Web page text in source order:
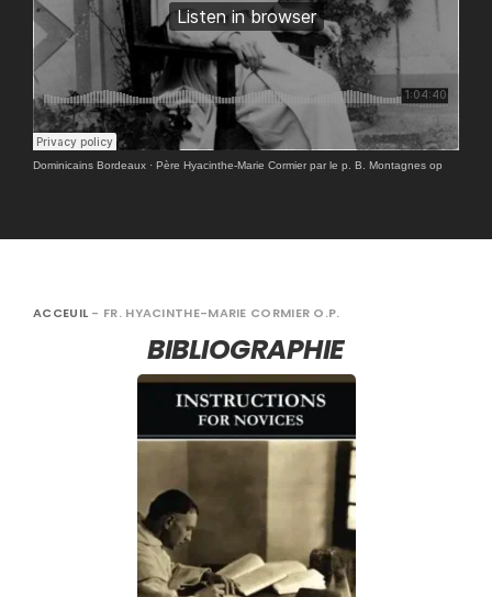
Dominicains Bordeaux · Père Hyacinthe-Marie Cormier par le p. B. Montagnes op
ACCEUIL - FR. HYACINTHE-MARIE CORMIER O.P.
BIBLIOGRAPHIE